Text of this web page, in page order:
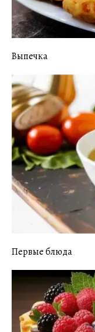
Выпечка
Первые блюда